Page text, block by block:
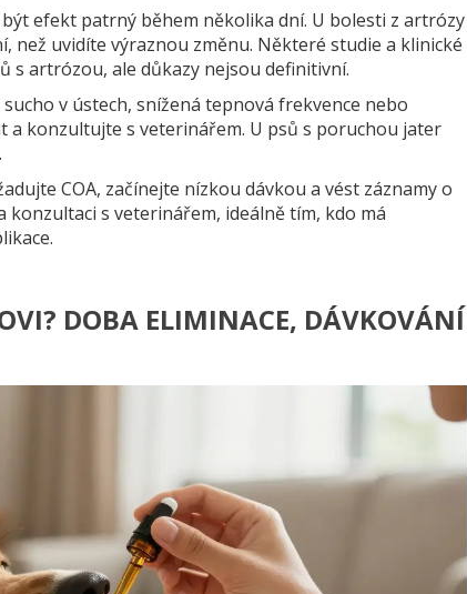
efekt patrný během několika dní. U bolesti z artrózy
než uvidíte výraznou změnu. Některé studie a klinické
s artrózou, ale důkazy nejsou definitivní.
v ústech, snížená tepnová frekvence nebo
a konzultujte s veterinářem. U psů s poruchou jater
COA, začínejte nízkou dávkou a vést záznamy o
konzultaci s veterinářem, ideálně tím, kdo má
DOBA ELIMINACE, DÁVKOVÁNÍ